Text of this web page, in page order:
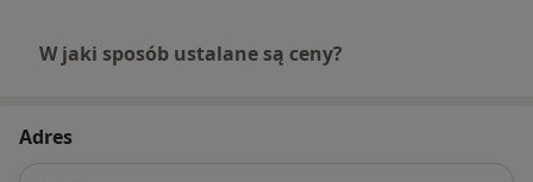
W jaki sposób ustalane są ceny?
Adres